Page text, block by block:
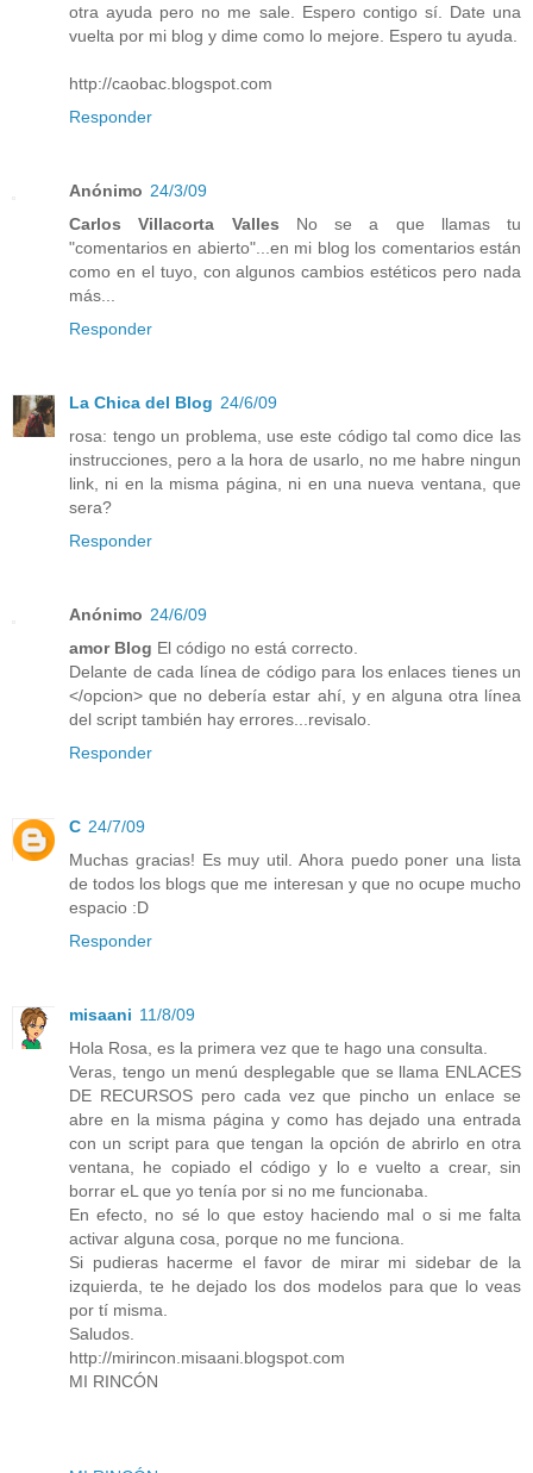
otra ayuda pero no me sale. Espero contigo sí. Date una
vuelta por mi blog y dime como lo mejore. Espero tu ayuda.
http://caobac.blogspot.com
Responder
Anónimo 24/3/09
Carlos Villacorta Valles No se a que llamas tu
"comentarios en abierto"...en mi blog los comentarios están
como en el tuyo, con algunos cambios estéticos pero nada
más...
Responder
La Chica del Blog 24/6/09
rosa: tengo un problema, use este código tal como dice las
instrucciones, pero a la hora de usarlo, no me habre ningun
link, ni en la misma página, ni en una nueva ventana, que
sera?
Responder
Anónimo 24/6/09
amor Blog El código no está correcto.
Delante de cada línea de código para los enlaces tienes un
</opcion> que no debería estar ahí, y en alguna otra línea
del script también hay errores...revisalo.
Responder
C 24/7/09
Muchas gracias! Es muy util. Ahora puedo poner una lista
de todos los blogs que me interesan y que no ocupe mucho
espacio :D
Responder
misaani 11/8/09
Hola Rosa, es la primera vez que te hago una consulta.
Veras, tengo un menú desplegable que se llama ENLACES
DE RECURSOS pero cada vez que pincho un enlace se
abre en la misma página y como has dejado una entrada
con un script para que tengan la opción de abrirlo en otra
ventana, he copiado el código y lo e vuelto a crear, sin
borrar eL que yo tenía por si no me funcionaba.
En efecto, no sé lo que estoy haciendo mal o si me falta
activar alguna cosa, porque no me funciona.
Si pudieras hacerme el favor de mirar mi sidebar de la
izquierda, te he dejado los dos modelos para que lo veas
por tí misma.
Saludos.
http://mirincon.misaani.blogspot.com
MI RINCÓN